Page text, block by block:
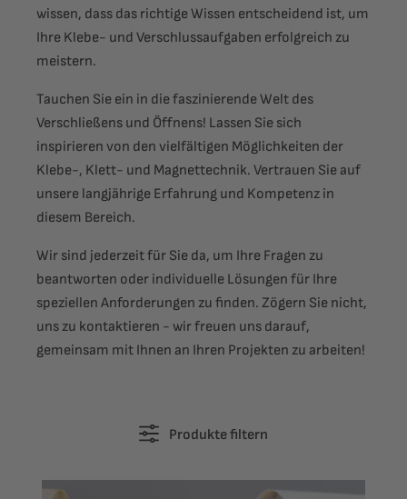
wissen, dass das richtige Wissen entscheidend ist, um
Ihre Klebe- und Verschlussaufgaben erfolgreich zu
meistern.
Tauchen Sie ein in die faszinierende Welt des
Verschließens und Öffnens! Lassen Sie sich
inspirieren von den vielfältigen Möglichkeiten der
Klebe-, Klett- und Magnettechnik. Vertrauen Sie auf
unsere langjährige Erfahrung und Kompetenz in
diesem Bereich.
Wir sind jederzeit für Sie da, um Ihre Fragen zu
beantworten oder individuelle Lösungen für Ihre
speziellen Anforderungen zu finden. Zögern Sie nicht,
uns zu kontaktieren - wir freuen uns darauf,
gemeinsam mit Ihnen an Ihren Projekten zu arbeiten!
Produkte filtern